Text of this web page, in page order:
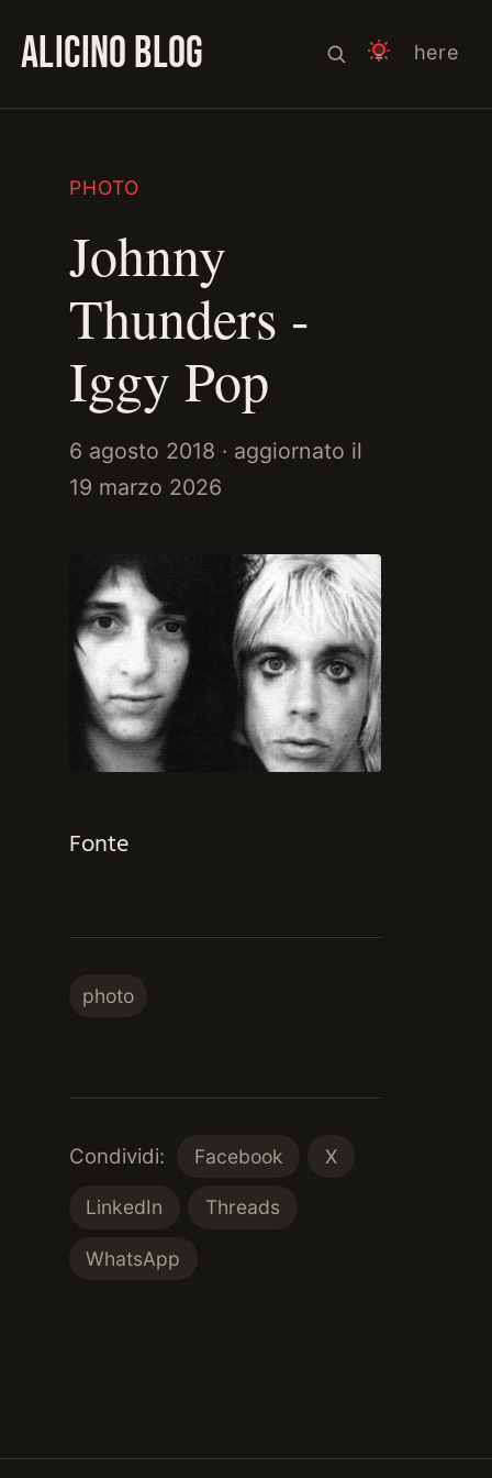
ALICINO BLOG here
PHOTO
Johnny
Thunders -
Iggy Pop
6 agosto 2018 · aggiornato il
19 marzo 2026
Fonte
photo
Condividi: Facebook X
LinkedIn Threads
WhatsApp